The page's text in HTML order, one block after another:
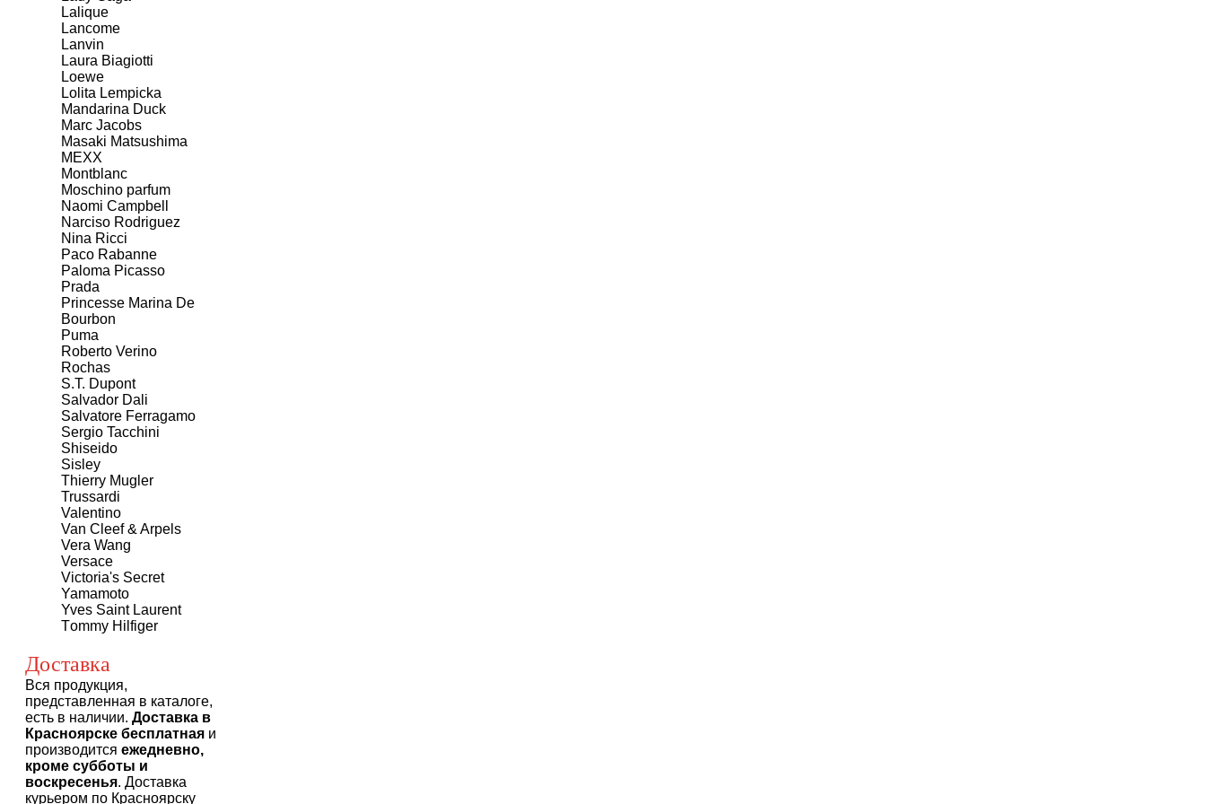
Lalique
Lancome
Lanvin
Laura Biagiotti
Loewe
Lolita Lempicka
Mandarina Duck
Marc Jacobs
Masaki Matsushima
MEXX
Montblanc
Moschino parfum
Naomi Campbell
Narciso Rodriguez
Nina Ricci
Paco Rabanne
Paloma Picasso
Prada
Princesse Marina De
Bourbon
Puma
Roberto Verino
Rochas
S.T. Dupont
Salvador Dali
Salvatore Ferragamo
Sergio Tacchini
Shiseido
Sisley
Thierry Mugler
Trussardi
Valentino
Van Cleef & Arpels
Vera Wang
Versace
Victoria's Secret
Yamamoto
Yves Saint Laurent
Тommy Нilfiger
Доставка
Вся продукция,
представленная в каталоге,
есть в наличии. Доставка в
Красноярске бесплатная и
производится ежедневно,
кроме субботы и
воскресенья. Доставка
курьером по Красноярску